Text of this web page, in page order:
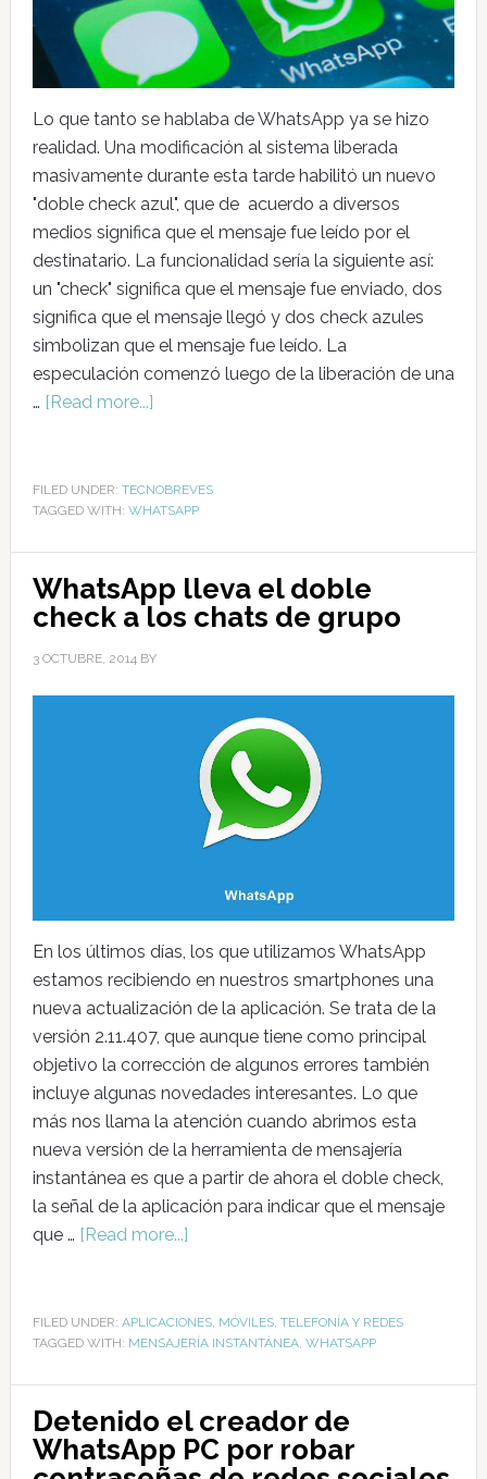
Lo que tanto se hablaba de WhatsApp ya se hizo
realidad. Una modificación al sistema liberada
masivamente durante esta tarde habilitó un nuevo
"doble check azul", que de acuerdo a diversos
medios significa que el mensaje fue leído por el
destinatario. La funcionalidad sería la siguiente así:
un "check" significa que el mensaje fue enviado, dos
significa que el mensaje llegó y dos check azules
simbolizan que el mensaje fue leído. La
especulación comenzó luego de la liberación de una
… [Read more...]
FILED UNDER: TECNOBREVES
TAGGED WITH: WHATSAPP
WhatsApp lleva el doble
check a los chats de grupo
3 OCTUBRE, 2014 BY
En los últimos días, los que utilizamos WhatsApp
estamos recibiendo en nuestros smartphones una
nueva actualización de la aplicación. Se trata de la
versión 2.11.407, que aunque tiene como principal
objetivo la corrección de algunos errores también
incluye algunas novedades interesantes. Lo que
más nos llama la atención cuando abrimos esta
nueva versión de la herramienta de mensajería
instantánea es que a partir de ahora el doble check,
la señal de la aplicación para indicar que el mensaje
que … [Read more...]
FILED UNDER: APLICACIONES, MÓVILES, TELEFONÍA Y REDES
TAGGED WITH: MENSAJERÍA INSTANTÁNEA, WHATSAPP
Detenido el creador de
WhatsApp PC por robar